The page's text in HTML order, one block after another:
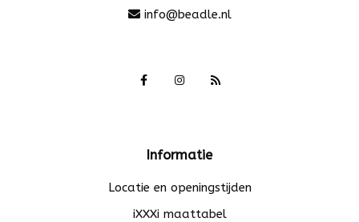
info@beadle.nl
Informatie
Locatie en openingstijden
iXXXi maattabel